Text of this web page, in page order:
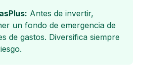
Antes de invertir,
un fondo de emergencia de
de gastos. Diversifica siempre